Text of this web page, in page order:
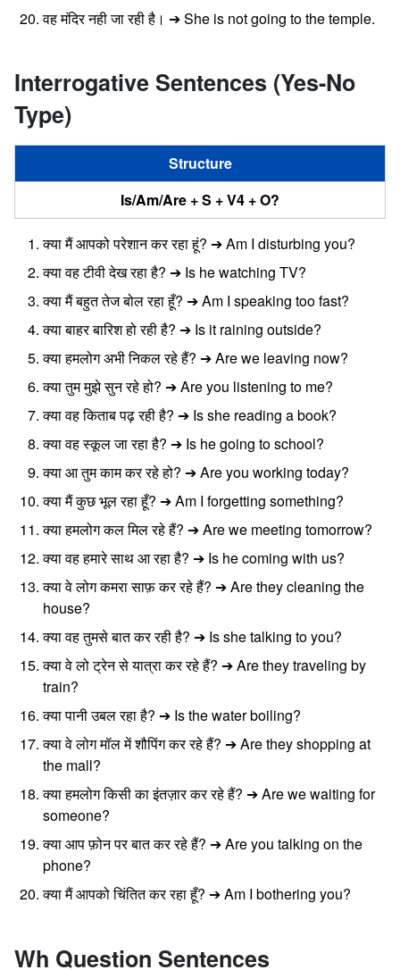
वह मंदिर नही जा रही है। ➔ She is not going to the temple.
Interrogative Sentences (Yes-No
Type)
Structure
Is/Am/Are + S + V4 + O?
क्या मैं आपको परेशान कर रहा हूं? ➔ Am I disturbing you?
क्या वह टीवी देख रहा है? ➔ Is he watching TV?
क्या मैं बहुत तेज बोल रहा हूँ? ➔ Am I speaking too fast?
क्या बाहर बारिश हो रही है? ➔ Is it raining outside?
क्या हमलोग अभी निकल रहे हैं? ➔ Are we leaving now?
क्या तुम मुझे सुन रहे हो? ➔ Are you listening to me?
क्या वह किताब पढ़ रही है? ➔ Is she reading a book?
क्या वह स्कूल जा रहा है? ➔ Is he going to school?
क्या आ तुम काम कर रहे हो? ➔ Are you working today?
क्या मैं कुछ भूल रहा हूँ? ➔ Am I forgetting something?
क्या हमलोग कल मिल रहे हैं? ➔ Are we meeting tomorrow?
क्या वह हमारे साथ आ रहा है? ➔ Is he coming with us?
क्या वे लोग कमरा साफ़ कर रहे हैं? ➔ Are they cleaning the
house?
क्या वह तुमसे बात कर रही है? ➔ Is she talking to you?
क्या वे लो ट्रेन से यात्रा कर रहे हैं? ➔ Are they traveling by
train?
क्या पानी उबल रहा है? ➔ Is the water boiling?
क्या वे लोग मॉल में शौपिंग कर रहे हैं? ➔ Are they shopping at
the mall?
क्या हमलोग किसी का इंतज़ार कर रहे हैं? ➔ Are we waiting for
someone?
क्या आप फ़ोन पर बात कर रहे हैं? ➔ Are you talking on the
phone?
क्या मैं आपको चिंतित कर रहा हूँ? ➔ Am I bothering you?
Wh Question Sentences